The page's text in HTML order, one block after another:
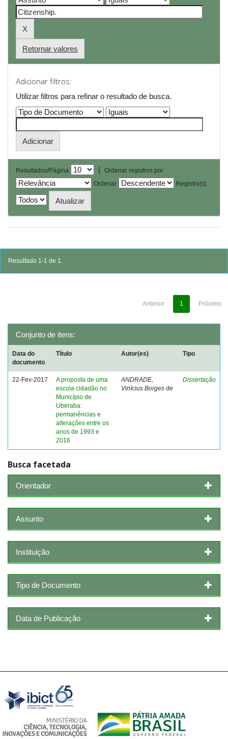
Retornar valores
Adicionar filtros:
Utilizar filtros para refinar o resultado de busca.
Resultados/Página |
Ordenar registros por
Ordenar
Registro(s)
Resultado 1-1 de 1.
Anterior 1 Próximo
Conjunto de itens:
Data do
documento
Título Autor(es) Tipo
22-Fev-2017
A proposta de uma
escola cidadão no
Município de
Uberaba:
permanências e
alterações entre os
anos de 1993 e
2016
ANDRADE,
Vinícius Borges de
Dissertação
Busca facetada
Orientador
Assunto
Instituição
Tipo de Documento
Data de Publicação